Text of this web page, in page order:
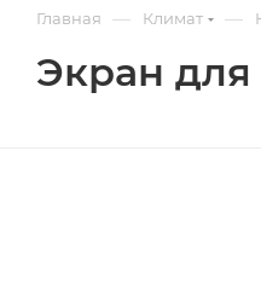
Главная — Климат —
Экран для